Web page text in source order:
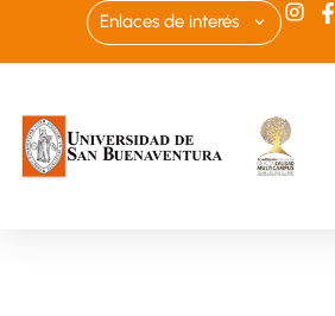
Enlaces de interés